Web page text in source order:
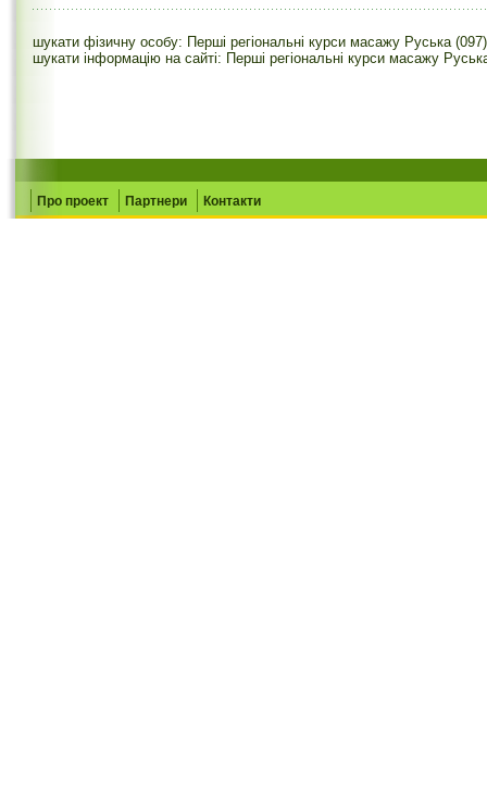
шукати фізичну особу: Перші регіональні курси масажу Руська
шукати інформацію на сайті: Перші регіональні курси масажу
Про проект Партнери Контакти